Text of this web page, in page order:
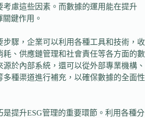
考慮這些因素。而數據的運用能在提升
鍵作用。
步驟，企業可以利用各種工具和技術，收
耗、供應鏈管理和社會責任等各方面的數
於內部系統，還可以從外部專業機構、
多種渠道進行補充，以確保數據的全面性
提升ESG管理的重要環節。利用各種分